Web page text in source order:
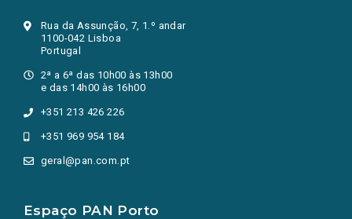
Rua da Assunção, 7, 1.º andar
1100-042 Lisboa
Portugal
2ª a 6ª das 10h00 às 13h00
e das 14h00 às 16h00
+351 213 426 226
+351 969 954 184
geral@pan.com.pt
Espaço PAN Porto